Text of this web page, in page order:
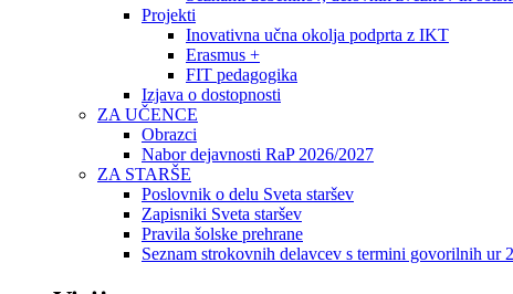
Projekti
Inovativna učna okolja podprta z IKT
Erasmus +
FIT pedagogika
Izjava o dostopnosti
ZA UČENCE
Obrazci
Nabor dejavnosti RaP 2026/2027
ZA STARŠE
Poslovnik o delu Sveta staršev
Zapisniki Sveta staršev
Pravila šolske prehrane
Seznam strokovnih delavcev s termini govorilnih ur